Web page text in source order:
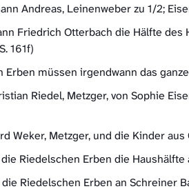
Andreas, Leinenweber zu 1/2;
Friedrich Otterbach die Hälfte des
161f)
Erben müssen irgendwann das
Riedel, Metzger, von Sophie
Weker, Metzger, und die Kinder
Riedelschen Erben die
Riedelschen Erben an Schreiner